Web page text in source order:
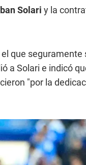
Solari y la
que
a Solari e indicó
"por la